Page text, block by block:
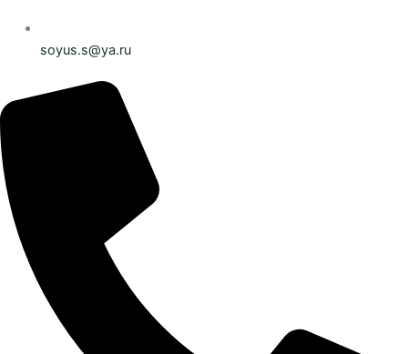
soyus.s@ya.ru